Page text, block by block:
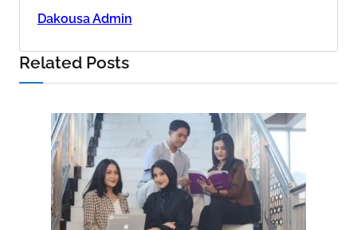
Dakousa Admin
Related Posts